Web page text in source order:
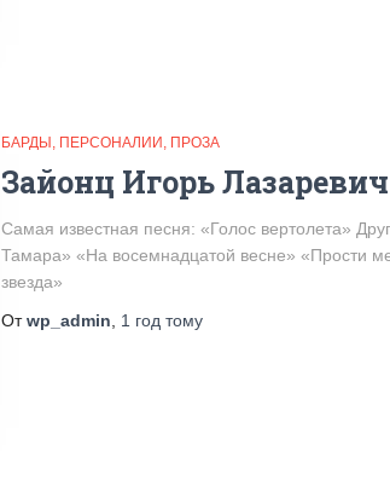
БАРДЫ ПЕРСОНАЛИИ ПРОЗА
Зайонц Игорь Лазаревич
Самая известная песня: «Голос вертолета»
Тамара» «На восемнадцатой весне» «Прости
звезда»
Отwp_admin 1 год тому